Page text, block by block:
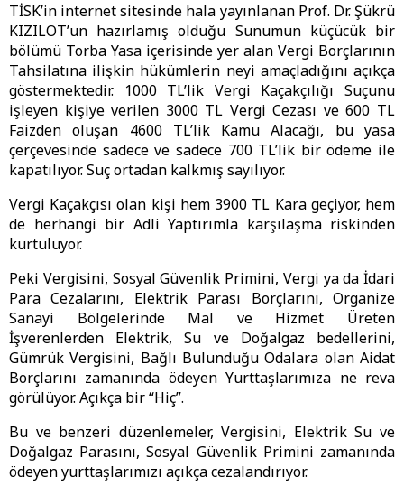
TİSK’in internet sitesinde hala yayınlanan Prof. Dr. Şükrü
KIZILOT’un hazırlamış olduğu Sunumun küçücük bir
bölümü Torba Yasa içerisinde yer alan Vergi Borçlarının
Tahsilatına ilişkin hükümlerin neyi amaçladığını açıkça
göstermektedir. 1000 TL’lik Vergi Kaçakçılığı Suçunu
işleyen kişiye verilen 3000 TL Vergi Cezası ve 600 TL
Faizden oluşan 4600 TL’lik Kamu Alacağı, bu yasa
çerçevesinde sadece ve sadece 700 TL’lik bir ödeme ile
kapatılıyor. Suç ortadan kalkmış sayılıyor.
Vergi Kaçakçısı olan kişi hem 3900 TL Kara geçiyor, hem
de herhangi bir Adli Yaptırımla karşılaşma riskinden
kurtuluyor.
Peki Vergisini, Sosyal Güvenlik Primini, Vergi ya da İdari
Para Cezalarını, Elektrik Parası Borçlarını, Organize
Sanayi Bölgelerinde Mal ve Hizmet Üreten
İşverenlerden Elektrik, Su ve Doğalgaz bedellerini,
Gümrük Vergisini, Bağlı Bulunduğu Odalara olan Aidat
Borçlarını zamanında ödeyen Yurttaşlarımıza ne reva
görülüyor. Açıkça bir “Hiç”.
Bu ve benzeri düzenlemeler, Vergisini, Elektrik Su ve
Doğalgaz Parasını, Sosyal Güvenlik Primini zamanında
ödeyen yurttaşlarımızı açıkça cezalandırıyor.